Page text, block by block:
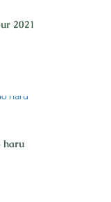
2021
haru